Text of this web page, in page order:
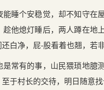
睡个安稳觉，却不知守在
他熄灯睡后，两人蹲在地
白净，屁-股看着也翘，若
常有的事，山民猥琐地臆
于村长的交待，明日随意